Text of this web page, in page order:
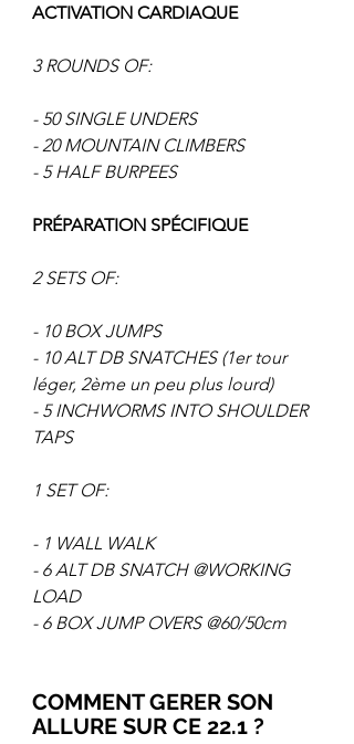
ACTIVATION CARDIAQUE
3 ROUNDS OF:
- 50 SINGLE UNDERS
- 20 MOUNTAIN CLIMBERS
- 5 HALF BURPEES
PRÉPARATION SPÉCIFIQUE
2 SETS OF:
- 10 BOX JUMPS
- 10 ALT DB SNATCHES (1er tour
léger, 2ème un peu plus lourd)
- 5 INCHWORMS INTO SHOULDER
TAPS
1 SET OF:
- 1 WALL WALK
- 6 ALT DB SNATCH @WORKING
LOAD
- 6 BOX JUMP OVERS @60/50cm
COMMENT GERER SON
ALLURE SUR CE 22.1 ?